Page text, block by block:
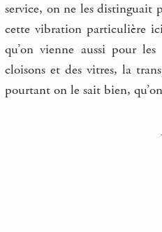
service, on ne les distinguait
cette vibration particulière
qu’on vienne aussi pour
cloisons et des vitres, la
pourtant on le sait bien,